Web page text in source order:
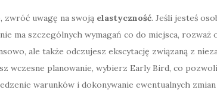
zwróć uwagę na swoją elastyczność. Jeśli jesteś
ma szczególnych wymagań co do miejsca,
ale także odczujesz ekscytację związaną z
wczesne planowanie, wybierz Early Bird, co
warunków i dokonywanie ewentualnych